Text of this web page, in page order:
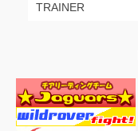
TRAINER